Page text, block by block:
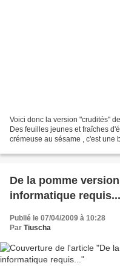
Voici donc la version "crudités"
Des feuilles jeunes et fraîches
crémeuse au sésame , c'est une
De la pomme
informatique requis...
Publié le 07/04/2009 à 10:28
Par Tiuscha